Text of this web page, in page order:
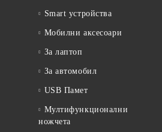
Smart устройства
Мобилни аксесоари
За лаптоп
За автомобил
USB Памет
Мултифункционални
ножчета